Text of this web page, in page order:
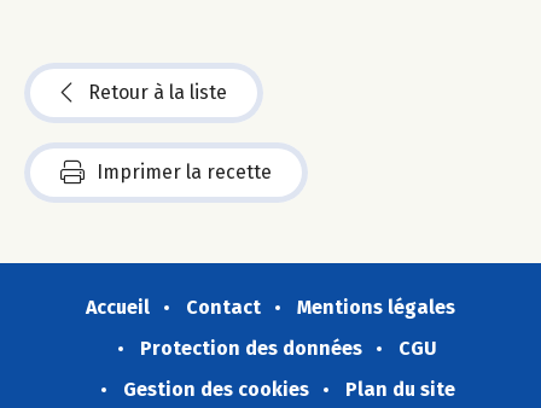
Retour à la liste
Imprimer la recette
Accueil Contact
Mentions légales
Protection des données
CGU
Gestion des cookies
Plan du site